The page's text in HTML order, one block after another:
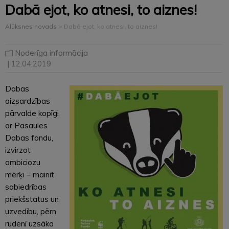
Dabā ejot, ko atnesi, to aiznes!
Alūksnes novads > Dabā ejot, ko atnesi, to aiznes!
Noderīga informācija
| 12.04.2019
Dabas
aizsardzības
pārvalde kopīgi
ar Pasaules
Dabas fondu,
izvirzot
ambiciozu
mērķi – mainīt
sabiedrības
priekšstatus un
uzvedību, pērn
rudenī uzsāka